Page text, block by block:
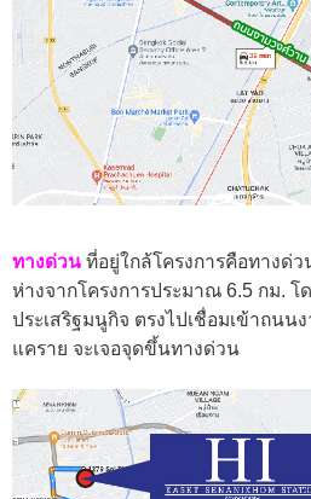
ทางด่วน ที่อยู่ใกล้โครงการคือทางด่
ห่างจากโครงการประมาณ 6.5 กม. โ
ประเสริฐมนูกิจ ตรงไปเชื่อมเข้าถนน
แคราย จะเจอจุดขึ้นทางด่วน